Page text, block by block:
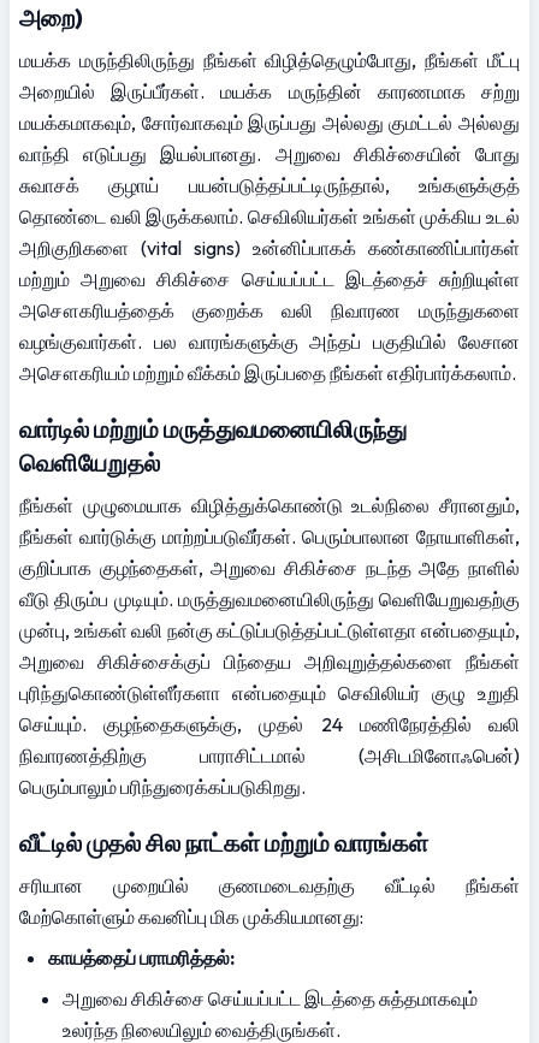
அறை)
மயக்க மருந்திலிருந்து நீங்கள் விழித்தெழும்போது, நீங்கள் மீட்பு
அறையில் இருப்பீர்கள். மயக்க மருந்தின் காரணமாக சற்று
மயக்கமாகவும், சோர்வாகவும் இருப்பது அல்லது குமட்டல் அல்லது
வாந்தி எடுப்பது இயல்பானது. அறுவை சிகிச்சையின் போது
சுவாசக் குழாய் பயன்படுத்தப்பட்டிருந்தால், உங்களுக்குத்
தொண்டை வலி இருக்கலாம். செவிலியர்கள் உங்கள் முக்கிய உடல்
அறிகுறிகளை (vital signs) உன்னிப்பாகக் கண்காணிப்பார்கள்
மற்றும் அறுவை சிகிச்சை செய்யப்பட்ட இடத்தைச் சுற்றியுள்ள
அசௌகரியத்தைக் குறைக்க வலி நிவாரண மருந்துகளை
வழங்குவார்கள். பல வாரங்களுக்கு அந்தப் பகுதியில் லேசான
அசௌகரியம் மற்றும் வீக்கம் இருப்பதை நீங்கள் எதிர்பார்க்கலாம்.
வார்டில் மற்றும் மருத்துவமனையிலிருந்து
வெளியேறுதல்
நீங்கள் முழுமையாக விழித்துக்கொண்டு உடல்நிலை சீரானதும்,
நீங்கள் வார்டுக்கு மாற்றப்படுவீர்கள். பெரும்பாலான நோயாளிகள்,
குறிப்பாக குழந்தைகள், அறுவை சிகிச்சை நடந்த அதே நாளில்
வீடு திரும்ப முடியும். மருத்துவமனையிலிருந்து வெளியேறுவதற்கு
முன்பு, உங்கள் வலி நன்கு கட்டுப்படுத்தப்பட்டுள்ளதா என்பதையும்,
அறுவை சிகிச்சைக்குப் பிந்தைய அறிவுறுத்தல்களை நீங்கள்
புரிந்துகொண்டுள்ளீர்களா என்பதையும் செவிலியர் குழு உறுதி
செய்யும். குழந்தைகளுக்கு, முதல் 24 மணிநேரத்தில் வலி
நிவாரணத்திற்கு பாராசிட்டமால் (அசிடமினோஃபென்)
பெரும்பாலும் பரிந்துரைக்கப்படுகிறது.
வீட்டில் முதல் சில நாட்கள் மற்றும் வாரங்கள்
சரியான முறையில் குணமடைவதற்கு வீட்டில் நீங்கள்
மேற்கொள்ளும் கவனிப்பு மிக முக்கியமானது:
காயத்தைப் பராமரித்தல்:
அறுவை சிகிச்சை செய்யப்பட்ட இடத்தை சுத்தமாகவும்
உலர்ந்த நிலையிலும் வைத்திருங்கள்.